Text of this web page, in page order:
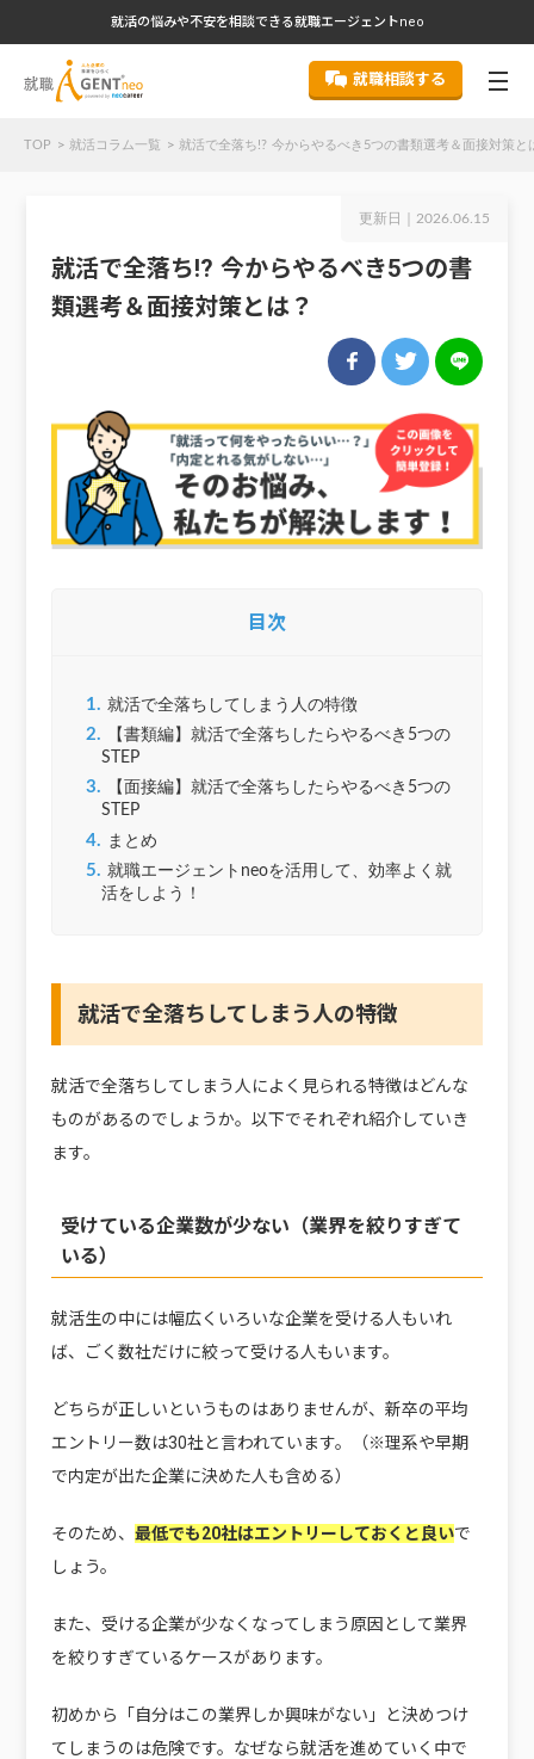
就活の悩みや不安を相談できる就職エージェントneo
就職相談する
TOP 就活コラム一覧 就活で全落ち!? 今からやるべき5つの書類選考＆面接対策と
更新日｜ 2026.06.15
就活で全落ち!? 今からやるべき5つの書
類選考＆面接対策とは？
目次
1. 就活で全落ちしてしまう人の特徴
2. 【書類編】就活で全落ちしたらやるべき5つの
STEP
3. 【面接編】就活で全落ちしたらやるべき5つの
STEP
4. まとめ
5. 就職エージェントneoを活用して、効率よく就
活をしよう！
就活で全落ちしてしまう人の特徴
就活で全落ちしてしまう人によく見られる特徴はどんな
ものがあるのでしょうか。以下でそれぞれ紹介していき
ます。
受けている企業数が少ない（業界を絞りすぎて
いる）
就活生の中には幅広くいろいな企業を受ける人もいれ
ば、ごく数社だけに絞って受ける人もいます。
どちらが正しいというものはありませんが、新卒の平均
エントリー数は30社と言われています。（※理系や早期
で内定が出た企業に決めた人も含める）
そのため、 最低でも20社はエントリーしておくと良いで
しょう。
また、受ける企業が少なくなってしまう原因として業界
を絞りすぎているケースがあります。
初めから「自分はこの業界しか興味がない」と決めつけ
てしまうのは危険です。なぜなら就活を進めていく中で